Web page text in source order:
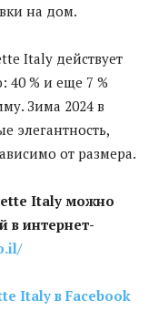
на дом.
Italy действует
% и еще 7 %
Зима 2024 в
элегантность,
от размера.
Italy можно
в интернет-
Italy в Facebook